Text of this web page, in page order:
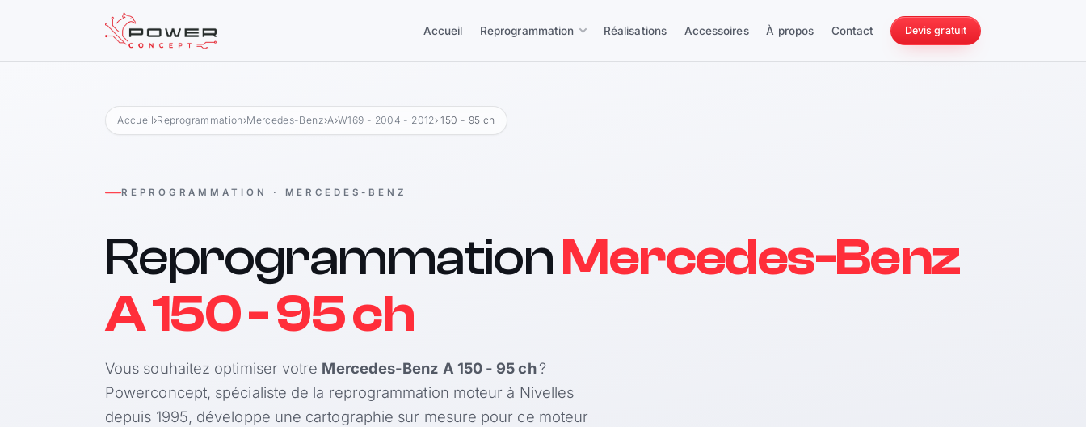
Accueil Reprogrammation Réalisations Accessoires À propos Contact Devis gratuit
228 Nm
Accueil›Reprogrammation ›Mercedes-Benz›A›W169 - 2004 - 2012› 150 - 95 ch
REPROGRAMMATION · MERCEDES-BENZ
ReprogrammationMercedes-Benz
A 150 - 95 ch
Vous souhaitez optimiser votre Mercedes-Benz A 150 - 95 ch?
Powerconcept, spécialiste de la reprogrammation moteur à Nivelles
depuis 1995, développe une cartographie sur mesure pour ce moteur